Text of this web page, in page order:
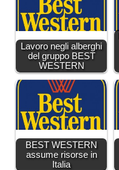
Lavoro negli alberghi
del gruppo BEST
WESTERN
BEST WESTERN
assume risorse in
Italia